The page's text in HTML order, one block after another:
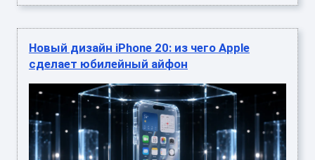
Новый дизайн iPhone 20: из чего Apple
сделает юбилейный айфон